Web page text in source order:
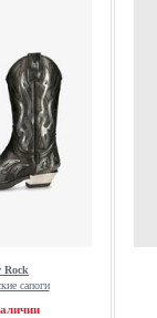
Rock
сапоги